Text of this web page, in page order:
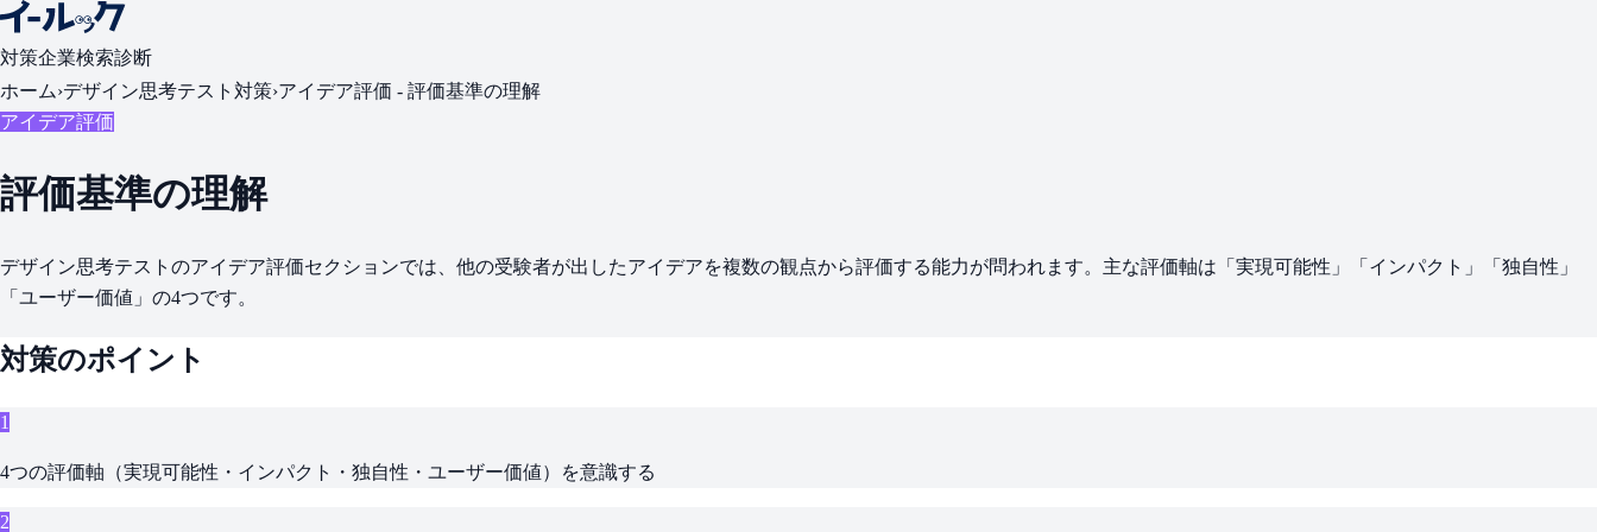
対策企業検索診断
ホーム›デザイン思考テスト対策›アイデア評価 - 評価基準の理解
アイデア評価
評価基準の理解
デザイン思考テストのアイデア評価セクションでは、他の受験者が出したアイデアを複数の観点から評価する能力が問われます。主な評価軸は「実現可能性」「インパクト」「独自性」
「ユーザー価値」の4つです。
対策のポイント
1
4つの評価軸（実現可能性・インパクト・独自性・ユーザー価値）を意識する
2